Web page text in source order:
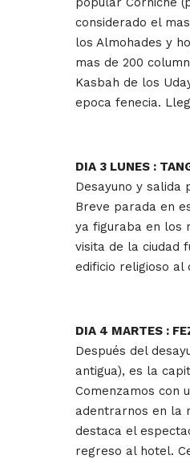
considerado el
los Almohades y
mas de 200
Kasbah de los
epoca fenecia.
DIA 3 LUNES :
Desayuno y salida
Breve parada en
ya figuraba en los
visita de la ciudad
edificio religioso al
DIA 4 MARTES :
Después del
antigua), es la
Comenzamos con
adentrarnos en la
destaca el
regreso al hotel.